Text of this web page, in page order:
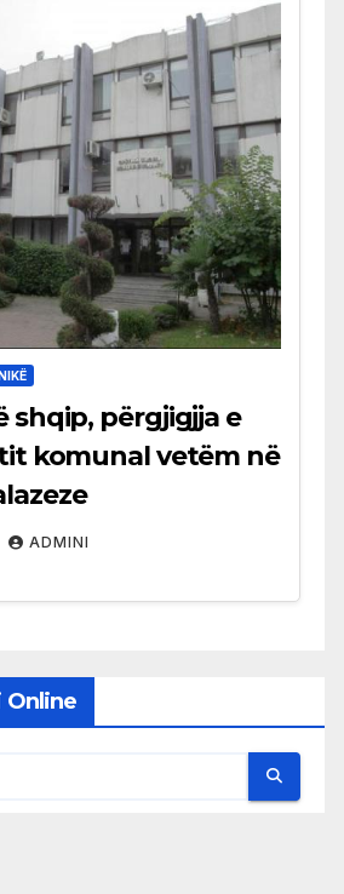
shqip, përgjigjja e
komunal vetëm në
ADMINI
Online